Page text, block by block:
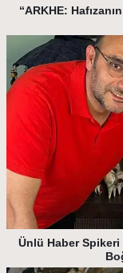
“ARKHE:
Ünlü Haber